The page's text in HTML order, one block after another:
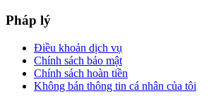
Pháp lý
Điều khoản dịch vụ
Chính sách bảo mật
Chính sách hoàn tiền
Không bán thông tin cá nhân của tôi